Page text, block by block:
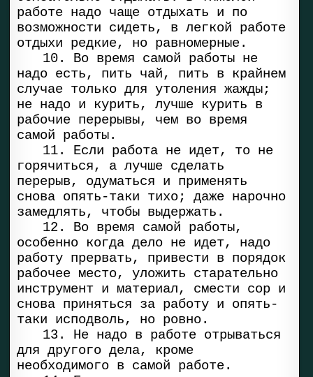
работе надо чаще отдыхать и по
возможности сидеть, в легкой работе
отдыхи редкие, но равномерные.
10. Во время самой работы не
надо есть, пить чай, пить в крайнем
случае только для утоления жажды;
не надо и курить, лучше курить в
рабочие перерывы, чем во время
самой работы.
11. Если работа не идет, то не
горячиться, а лучше сделать
перерыв, одуматься и применять
снова опять-таки тихо; даже нарочно
замедлять, чтобы выдержать.
12. Во время самой работы,
особенно когда дело не идет, надо
работу прервать, привести в порядок
рабочее место, уложить старательно
инструмент и материал, смести сор и
снова приняться за работу и опять-
таки исподволь, но ровно.
13. Не надо в работе отрываться
для другого дела, кроме
необходимого в самой работе.